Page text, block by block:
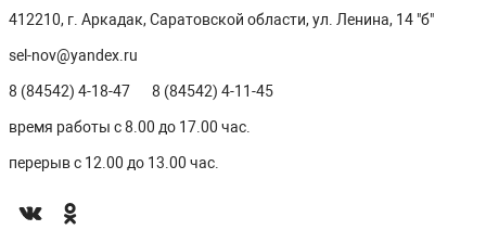
412210, г. Аркадак, Саратовской области, ул. Ленина, 14 "б"
sel-nov@yandex.ru
8 (84542) 4-18-47 8 (84542) 4-11-45
время работы с 8.00 до 17.00 час.
перерыв с 12.00 до 13.00 час.